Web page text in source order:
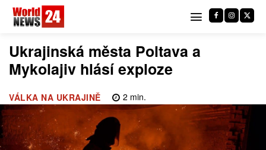
Ukrajinská města Poltava a
Mykolajiv hlásí exploze
VÁLKA NA UKRAJINĚ 2 min.